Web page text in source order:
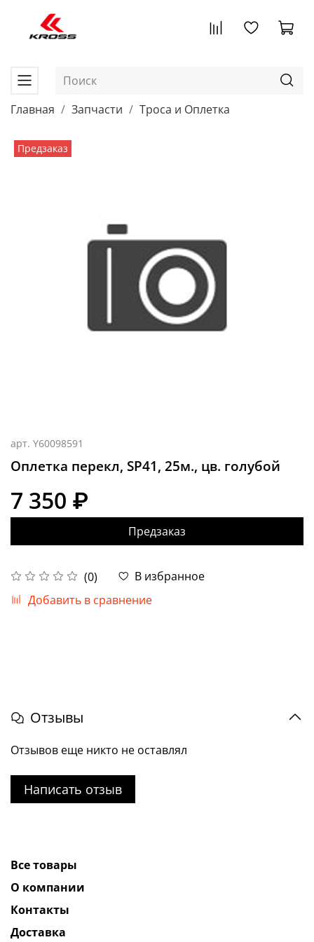
Главная Запчасти Троса и Оплетка
Предзаказ
арт. Y60098591
Оплетка перекл, SP41, 25м., цв. голубой
(0)
В избранное
Добавить в сравнение
7 350 ₽
Предзаказ
Отзывы
Отзывов еще никто не оставлял
Написать отзыв
Все товары
О компании
Контакты
Доставка